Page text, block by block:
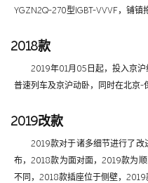
YGZN2Q-270型IGBT-VVVF，铺镇
2018款
2019年01月05日起，投入京
普速列车及京沪动卧，同时在北京-
2019改款
2019款对于诸多细节进行了
布，2018款为面对面，2019款为
不同，2018款插座位于侧壁，2019